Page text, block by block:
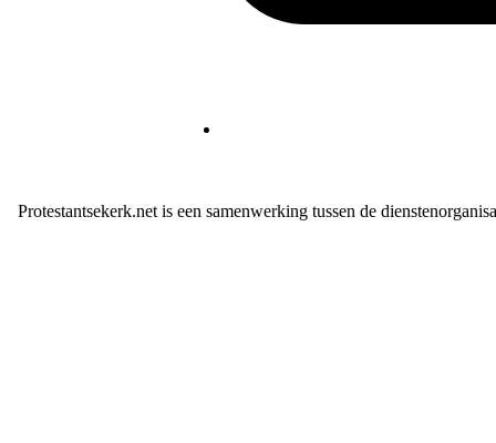
Protestantsekerk.net is een samenwerking tussen de